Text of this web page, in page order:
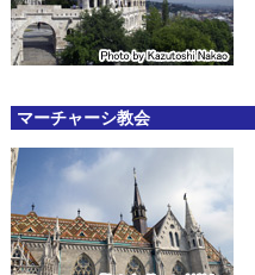
マーチャーシ教会